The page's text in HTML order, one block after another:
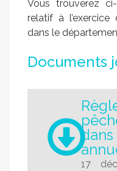
Vous trouverez
relatif à
dans le
Documents
17